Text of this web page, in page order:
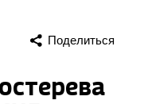
Поделиться